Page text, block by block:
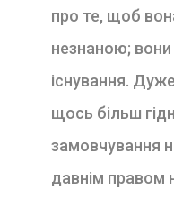
про те, щоб
незнаною; вони
iснування.
щось бiльш
замовчування
давнiм правом